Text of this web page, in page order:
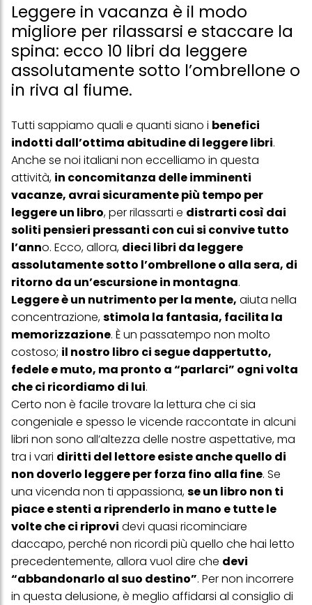
Leggere in vacanza è il modo
migliore per rilassarsi e staccare la
spina: ecco 10 libri da leggere
assolutamente sotto l’ombrellone o
in riva al fiume.
Tutti sappiamo quali e quanti siano i benefici
indotti dall’ottima abitudine di leggere libri.
Anche se noi italiani non eccelliamo in questa
attività, in concomitanza delle imminenti
vacanze, avrai sicuramente più tempo per
leggere un libro, per rilassarti e distrarti così dai
soliti pensieri pressanti con cui si convive tutto
l’anno. Ecco, allora, dieci libri da leggere
assolutamente sotto l’ombrellone o alla sera, di
ritorno da un’escursione in montagna.
Leggere è un nutrimento per la mente, aiuta nella
concentrazione,stimola la fantasia, facilita la
memorizzazione. È un passatempo non molto
costoso; il nostro libro ci segue dappertutto,
fedele e muto, ma pronto a “parlarci” ogni volta
che ci ricordiamo di lui.
Certo non è facile trovare la lettura che ci sia
congeniale e spesso le vicende raccontate in alcuni
libri non sono all’altezza delle nostre aspettative, ma
tra i vari diritti del lettore esiste anche quello di
non doverlo leggere per forza fino alla fine. Se
una vicenda non ti appassiona,se un libro non ti
piace e stenti a riprenderlo in mano e tutte le
volte che ci riprovi devi quasi ricominciare
daccapo, perché non ricordi più quello che hai letto
precedentemente, allora vuol dire che devi
“abbandonarlo al suo destino”. Per non incorrere
in questa delusione, è meglio affidarsi al consiglio di